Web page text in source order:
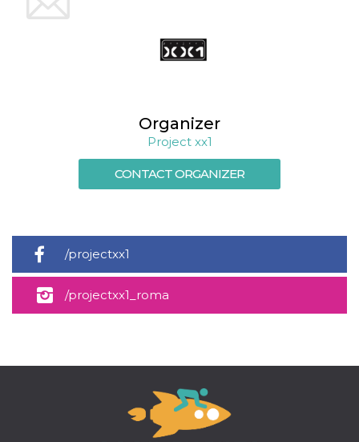
Organizer
Project xx1
CONTACT ORGANIZER
/projectxx1
/projectxx1_roma